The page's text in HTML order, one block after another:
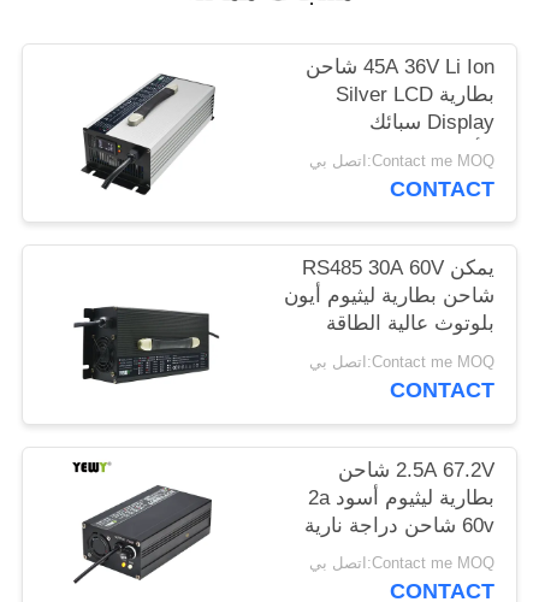
خريطة
الموقع
PRIVACY
POLICY
45A 36V Li Ion شاحن
بطارية Silver LCD
Display سبائك
الألومنيوم
Contact me MOQ:اتصل بي
CONTACT
يمكن RS485 30A 60V
شاحن بطارية ليثيوم أيون
بلوتوث عالية الطاقة
Contact me MOQ:اتصل بي
CONTACT
2.5A 67.2V شاحن
بطارية ليثيوم أسود 2a
60v شاحن دراجة نارية
ليثيوم
Contact me MOQ:اتصل بي
CONTACT